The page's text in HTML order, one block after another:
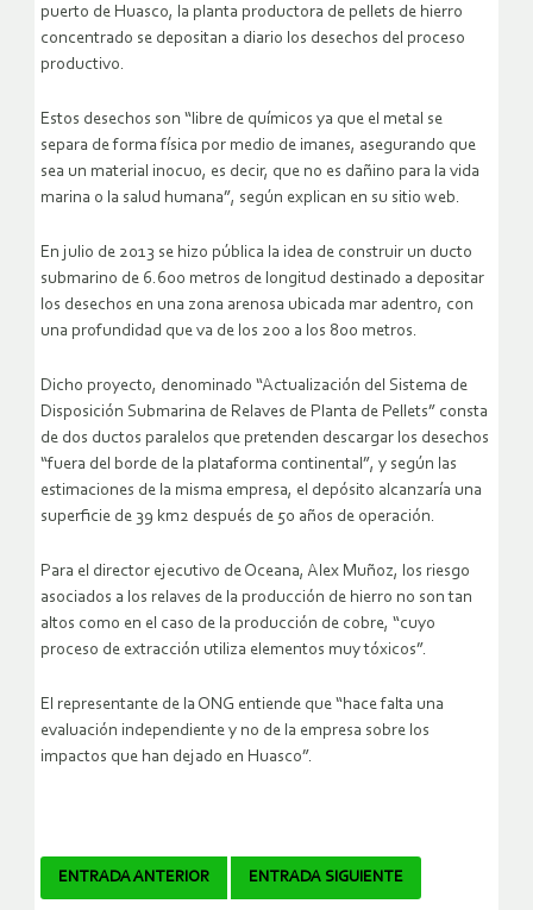
puerto de Huasco, la planta productora de pellets de hierro
concentrado se depositan a diario los desechos del proceso
productivo.
Estos desechos son “libre de químicos ya que el metal se
separa de forma física por medio de imanes, asegurando que
sea un material inocuo, es decir, que no es dañino para la vida
marina o la salud humana”, según explican en su sitio web.
En julio de 2013 se hizo pública la idea de construir un ducto
submarino de 6.600 metros de longitud destinado a depositar
los desechos en una zona arenosa ubicada mar adentro, con
una profundidad que va de los 200 a los 800 metros.
Dicho proyecto, denominado “Actualización del Sistema de
Disposición Submarina de Relaves de Planta de Pellets” consta
de dos ductos paralelos que pretenden descargar los desechos
“fuera del borde de la plataforma continental”, y según las
estimaciones de la misma empresa, el depósito alcanzaría una
superficie de 39 km2 después de 50 años de operación.
Para el director ejecutivo de Oceana, Alex Muñoz, los riesgo
asociados a los relaves de la producción de hierro no son tan
altos como en el caso de la producción de cobre, “cuyo
proceso de extracción utiliza elementos muy tóxicos”.
El representante de la ONG entiende que “hace falta una
evaluación independiente y no de la empresa sobre los
impactos que han dejado en Huasco”.
Navegador
ENTRADA ANTERIOR ENTRADA SIGUIENTE